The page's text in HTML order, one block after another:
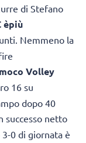
di Stefano
èpiù
Nemmeno la
Volley
16 su
dopo 40
successo netto
0 di giornata è